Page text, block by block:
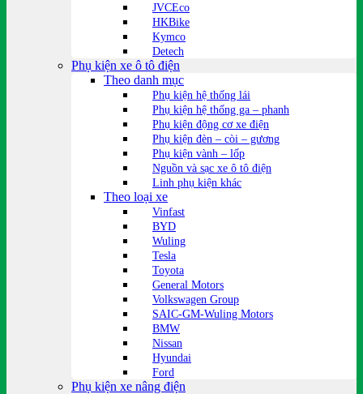
JVCEco
HKBike
Kymco
Detech
Phụ kiện xe ô tô điện
Theo danh mục
Phụ kiện hệ thống lái
Phụ kiện hệ thống ga – phanh
Phụ kiện động cơ xe điện
Phụ kiện đèn – còi – gương
Phụ kiện vành – lốp
Nguồn và sạc xe ô tô điện
Linh phụ kiện khác
Theo loại xe
Vinfast
BYD
Wuling
Tesla
Toyota
General Motors
Volkswagen Group
SAIC-GM-Wuling Motors
BMW
Nissan
Hyundai
Ford
Phụ kiện xe nâng điện